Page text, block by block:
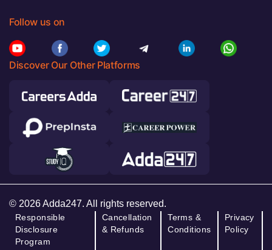
Follow us on
Discover Our Other Platforms
© 2026 Adda247. All rights reserved.
Responsible
Disclosure
Program
Cancellation
& Refunds
Terms &
Conditions
Privacy
Policy